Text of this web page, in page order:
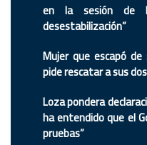
en la sesión de
desestabilización”
Mujer que escapó
pide rescatar a sus
Loza pondera
ha entendido que el
pruebas”